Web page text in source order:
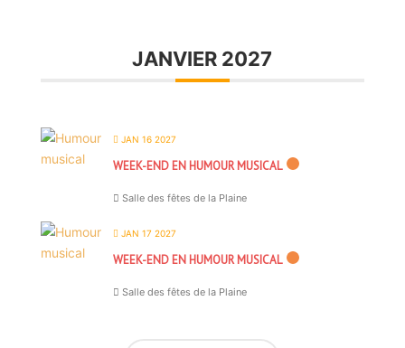
JANVIER 2027
JAN 16 2027
WEEK-END EN HUMOUR MUSICAL
Salle des fêtes de la Plaine
JAN 17 2027
WEEK-END EN HUMOUR MUSICAL
Salle des fêtes de la Plaine